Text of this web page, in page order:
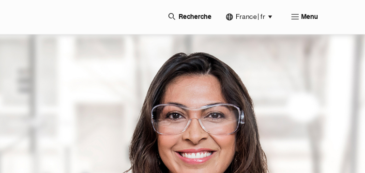
Recherche France | fr Menu